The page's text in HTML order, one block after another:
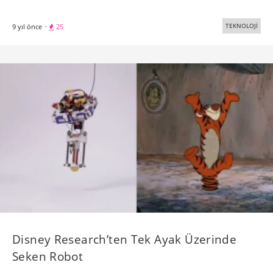
9 yıl önce · 25 TEKNOLOJİ
Disney Research’ten Tek Ayak Üzerinde
Seken Robot